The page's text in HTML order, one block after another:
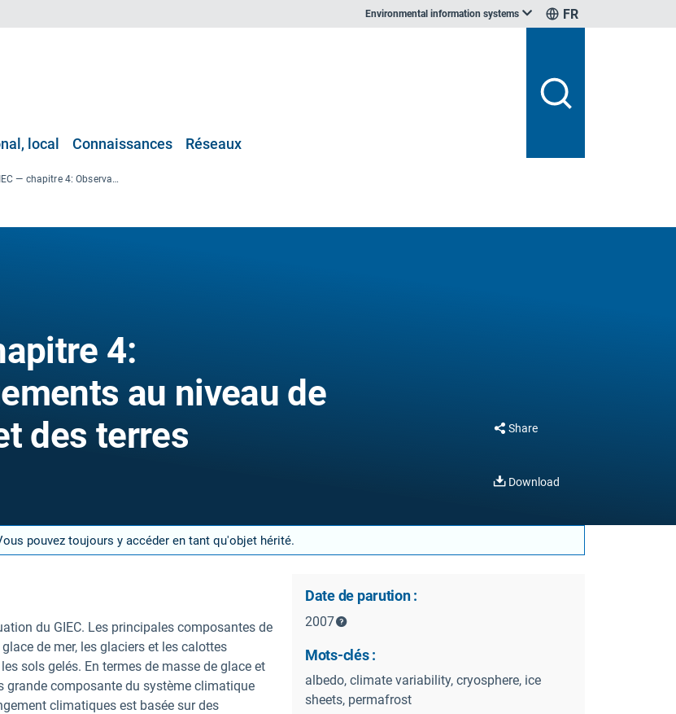
Environmental information systems FR
local Connaissances Réseaux
GIEC IV du GIEC — chapitre 4: Observations: Changements au niveau de la neige, de la glace et des terres congelées
4:
au niveau de
des terres
Share
Download
pouvez toujours y accéder en tant qu'objet hérité.
du GIEC. Les principales composantes de
de mer, les glaciers et les calottes
sols gelés. En termes de masse de glace et
grande composante du système climatique
climatiques est basée sur des
Date de parution :
2007
Mots-clés :
albedo, climate variability, cryosphere, ice
sheets, permafrost